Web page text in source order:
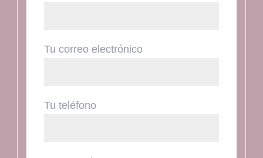
Tu correo electrónico
Tu teléfono